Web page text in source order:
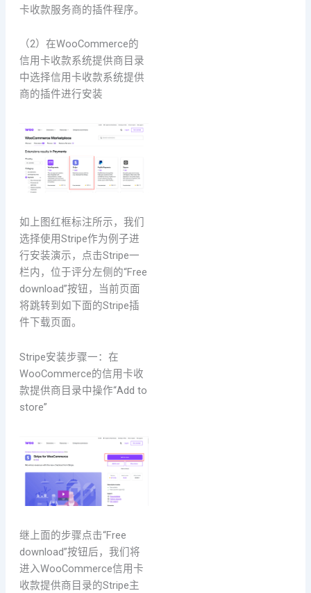
卡收款服务商的插件程序。
（2）在WooCommerce的
信用卡收款系统提供商目录
中选择信用卡收款系统提供
商的插件进行安装
如上图红框标注所示，我们
选择使用Stripe作为例子进
行安装演示，点击Stripe一
栏内，位于评分左侧的“Free
download”按钮，当前页面
将跳转到如下面的Stripe插
件下载页面。
Stripe安装步骤一：在
WooCommerce的信用卡收
款提供商目录中操作“Add to
store”
继上面的步骤点击“Free
download”按钮后，我们将
进入WooCommerce信用卡
收款提供商目录的Stripe主